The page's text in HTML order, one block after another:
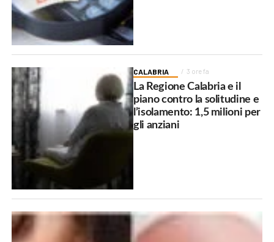
CALABRIA 3 ore fa
La Regione Calabria e il
piano contro la solitudine e
l’isolamento: 1,5 milioni per
gli anziani